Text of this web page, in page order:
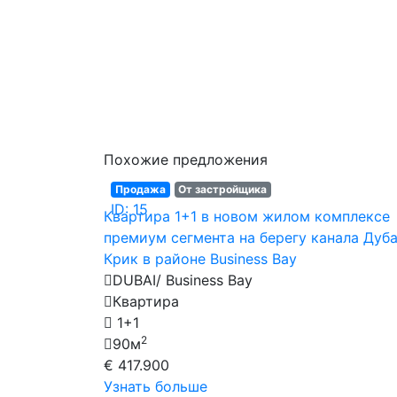
Похожие предложения
Продажа От застройщика
ID: 15
Квартира 1+1 в новом жилом комплексе
премиум сегмента на берегу канала
Крик в районе Business Bay
DUBAI/ Business Bay
Квартира
1+1
90м2
€ 417.900
Узнать больше